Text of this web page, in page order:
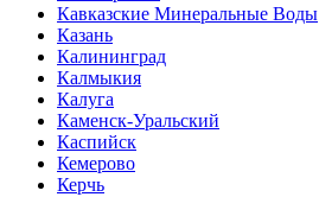
Кавказские Минеральные Воды
Казань
Калининград
Калмыкия
Калуга
Каменск-Уральский
Каспийск
Кемерово
Керчь